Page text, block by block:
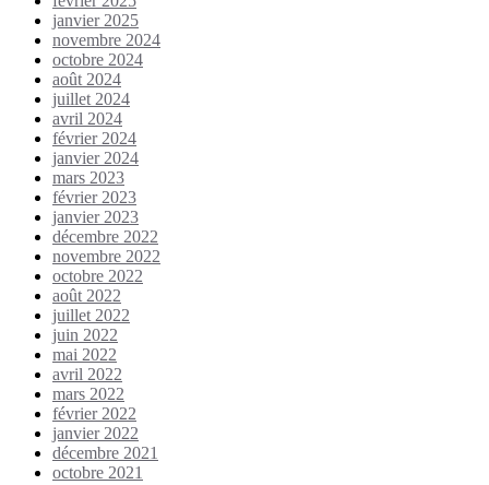
janvier 2025
novembre 2024
octobre 2024
août 2024
juillet 2024
avril 2024
février 2024
janvier 2024
mars 2023
février 2023
janvier 2023
décembre 2022
novembre 2022
octobre 2022
août 2022
juillet 2022
juin 2022
mai 2022
avril 2022
mars 2022
février 2022
janvier 2022
décembre 2021
octobre 2021